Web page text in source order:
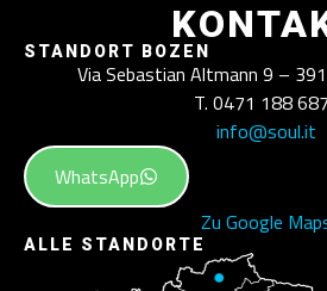
STANDORT BOZEN
Via Sebastian Altmann 9 –
T. 0471 188
info@soul.it
WhatsApp
Zu Google
ALLE STANDORTE